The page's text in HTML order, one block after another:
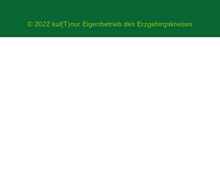
© 2022 kul(T)our Eigenbetrieb des Erzgebirgskreises